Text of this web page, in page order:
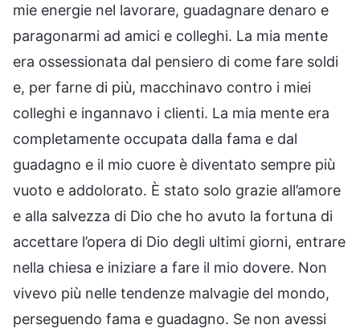
mie energie nel lavorare, guadagnare denaro e
paragonarmi ad amici e colleghi. La mia mente
era ossessionata dal pensiero di come fare soldi
e, per farne di più, macchinavo contro i miei
colleghi e ingannavo i clienti. La mia mente era
completamente occupata dalla fama e dal
guadagno e il mio cuore è diventato sempre più
vuoto e addolorato. È stato solo grazie all’amore
e alla salvezza di Dio che ho avuto la fortuna di
accettare l’opera di Dio degli ultimi giorni, entrare
nella chiesa e iniziare a fare il mio dovere. Non
vivevo più nelle tendenze malvagie del mondo,
perseguendo fama e guadagno. Se non avessi